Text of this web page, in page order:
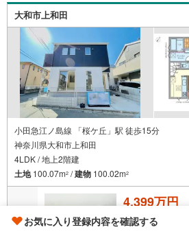
大和市上和田
小田急江ノ島線 「桜ケ丘」駅 徒歩15分
神奈川県大和市上和田
4LDK / 地上2階建
土地100.07m2 /建物 100.02m2
4,399万円
成約でもらえる
お気に入り登録内容を確認する